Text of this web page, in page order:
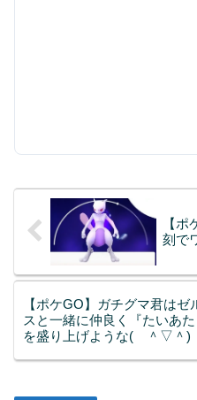
【
刻で
【ポケGO】ガチグマ君はゼ
スと一緒に仲良く『たいあた
を盛り上げような( ＾▽＾)